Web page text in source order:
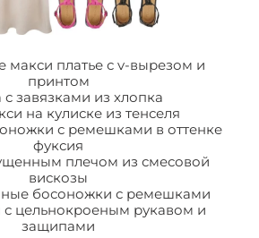
макси платье с v-вырезом и
принтом
с завязками из хлопка
на кулиске из тенселя
с ремешками в оттенке
фуксия
плечом из смесовой
вискозы
босоножки с ремешками
цельнокроеным рукавом и
защипами